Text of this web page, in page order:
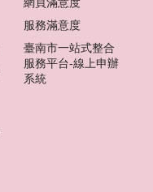
服務滿意度
臺南市一站式整合
服務平台-線上申辦
系統